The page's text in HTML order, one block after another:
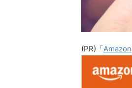
(PR)「Amazon